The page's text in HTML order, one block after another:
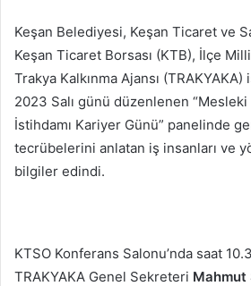
göndermek
Keşan Belediyesi, Keşan Ticaret ve
Keşan Ticaret Borsası (KTB), İlçe
Trakya Kalkınma Ajansı
2023 Salı günü düzenlenen
İstihdamı Kariyer Günü” panelinde
tecrübelerini anlatan iş insanları ve
bilgiler edindi.
KTSO Konferans Salonu’nda saat
TRAKYAKA Genel Sekreteri Mahmut